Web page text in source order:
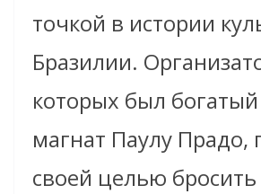
точкой в истории
Бразилии.
которых был
магнат Паулу Прадо,
своей целью